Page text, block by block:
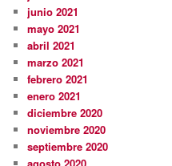
junio 2021
mayo 2021
abril 2021
marzo 2021
febrero 2021
enero 2021
diciembre 2020
noviembre 2020
septiembre 2020